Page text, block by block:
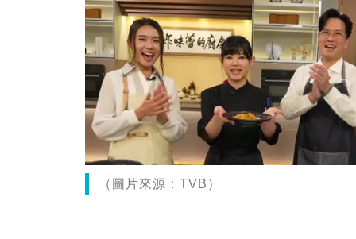
（圖片來源：TVB）